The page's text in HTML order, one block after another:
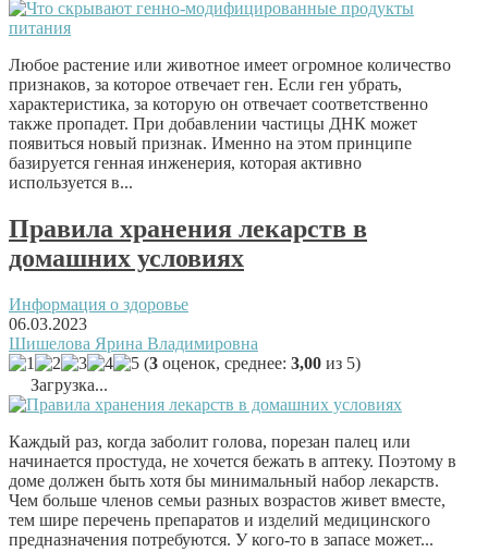
Любое растение или животное имеет огромное количество
признаков, за которое отвечает ген. Если ген убрать,
характеристика, за которую он отвечает соответственно
также пропадет. При добавлении частицы ДНК может
появиться новый признак. Именно на этом принципе
базируется генная инженерия, которая активно
используется в...
Правила хранения лекарств в
домашних условиях
Информация о здоровье
06.03.2023
Шишелова Ярина Владимировна
(3 оценок, среднее: 3,00 из 5)
Загрузка...
Каждый раз, когда заболит голова, порезан палец или
начинается простуда, не хочется бежать в аптеку. Поэтому в
доме должен быть хотя бы минимальный набор лекарств.
Чем больше членов семьи разных возрастов живет вместе,
тем шире перечень препаратов и изделий медицинского
предназначения потребуются. У кого-то в запасе может...